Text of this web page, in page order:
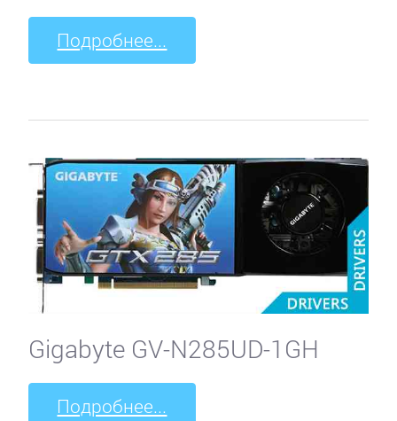
Подробнее...
Gigabyte GV-N285UD-1GH
Подробнее...